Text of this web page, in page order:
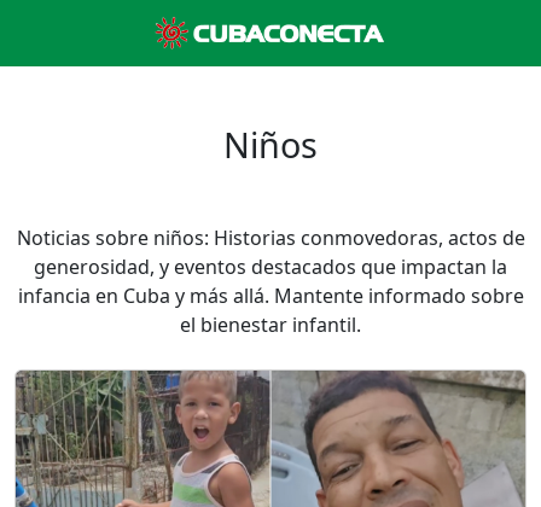
Niños
Noticias sobre niños: Historias conmovedoras, actos de
generosidad, y eventos destacados que impactan la
infancia en Cuba y más allá. Mantente informado sobre
el bienestar infantil.